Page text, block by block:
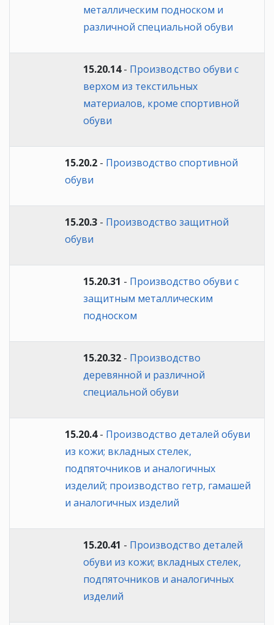
металлическим подноском и
различной специальной обуви
15.20.14- Производство обуви с
верхом из текстильных
материалов, кроме спортивной
обуви
15.20.2 - Производство спортивной
обуви
15.20.3 - Производство защитной
обуви
15.20.31 - Производство обуви с
защитным металлическим
подноском
15.20.32 - Производство
деревянной и различной
специальной обуви
15.20.4- Производство деталей обуви
из кожи; вкладных стелек,
подпяточников и аналогичных
изделий; производство гетр, гамашей
и аналогичных изделий
15.20.41 - Производство деталей
обуви из кожи; вкладных стелек,
подпяточников и аналогичных
изделий